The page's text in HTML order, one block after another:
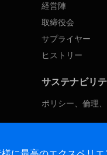
経営陣
取締役会
サプライヤー
ヒストリー
サステナビリ
ポリシー、倫理